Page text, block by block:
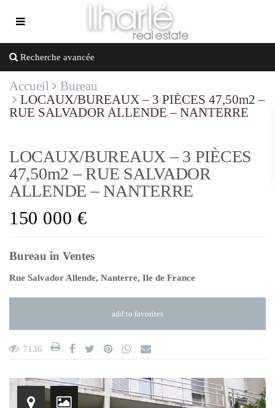
Recherche avancée
Accueil
Bureau
LOCAUX/BUREAUX – 3 PIÈCES 47,50m2 –
RUE SALVADOR ALLENDE – NANTERRE
LOCAUX/BUREAUX – 3 PIÈCES
47,50m2 – RUE SALVADOR
ALLENDE – NANTERRE
150 000 €
Bureau in Ventes
Rue Salvador Allende, Nanterre, Ile de France
add to favorites
7136